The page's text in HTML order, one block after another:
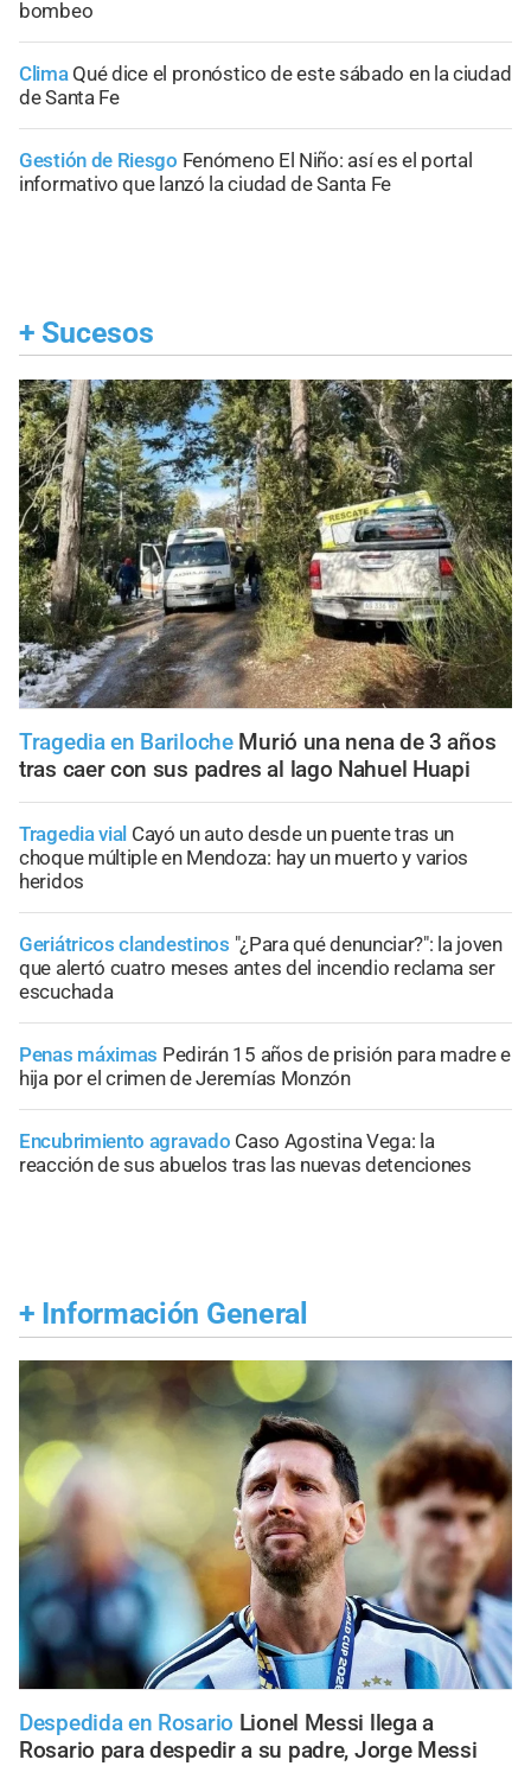
bombeo
Clima Qué dice el pronóstico de este sábado en la ciudad
de Santa Fe
Gestión de Riesgo Fenómeno El Niño: así es el portal
informativo que lanzó la ciudad de Santa Fe
+ Sucesos
Tragedia en Bariloche Murió una nena de 3 años
tras caer con sus padres al lago Nahuel Huapi
Tragedia vial Cayó un auto desde un puente tras un
choque múltiple en Mendoza: hay un muerto y varios
heridos
Geriátricos clandestinos "¿Para qué denunciar?": la joven
que alertó cuatro meses antes del incendio reclama ser
escuchada
Penas máximas Pedirán 15 años de prisión para madre e
hija por el crimen de Jeremías Monzón
Encubrimiento agravado Caso Agostina Vega: la
reacción de sus abuelos tras las nuevas detenciones
+ Información General
Despedida en Rosario Lionel Messi llega a
Rosario para despedir a su padre, Jorge Messi